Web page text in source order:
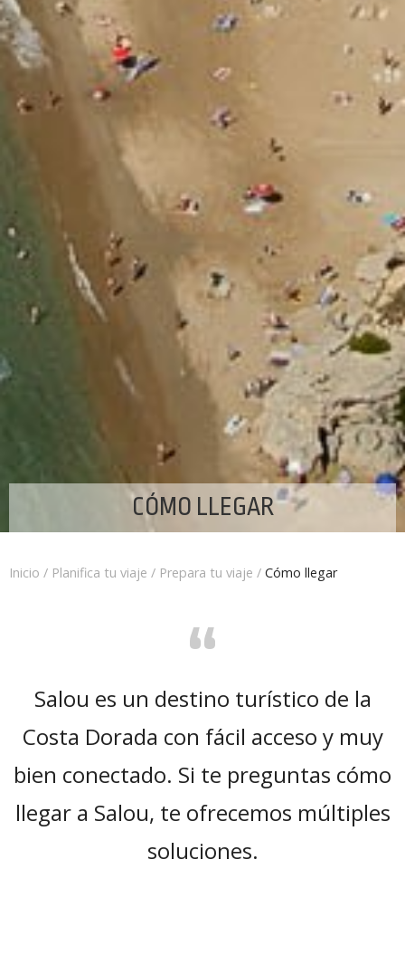
CÓMO LLEGAR
Inicio / Planifica tu viaje / Prepara tu viaje / Cómo llegar
“
Salou es un destino turístico de la
Costa Dorada con fácil acceso y muy
bien conectado. Si te preguntas cómo
llegar a Salou, te ofrecemos múltiples
soluciones.